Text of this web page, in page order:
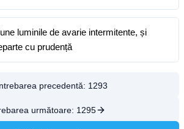
luminile de avarie intermitente, și
cu prudență
precedentă: 1293
următoare: 1295